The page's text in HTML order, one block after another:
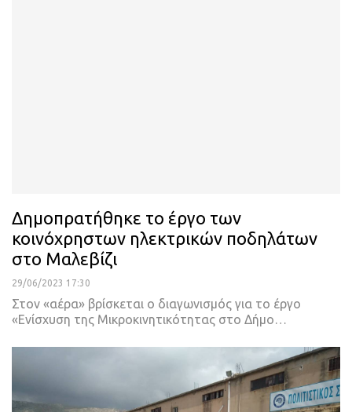
Δημοπρατήθηκε το έργο των
κοινόχρηστων ηλεκτρικών ποδηλάτων
στο Μαλεβίζι
29/06/2023 17:30
Στον «αέρα» βρίσκεται ο διαγωνισμός για το έργο
«Ενίσχυση της Μικροκινητικότητας στο Δήμο…